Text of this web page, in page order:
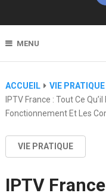
MENU
ACCUEIL
VIE PRATIQUE
IPTV France : Tout Ce
Fonctionnement Et Les
VIE PRATIQUE
IPTV